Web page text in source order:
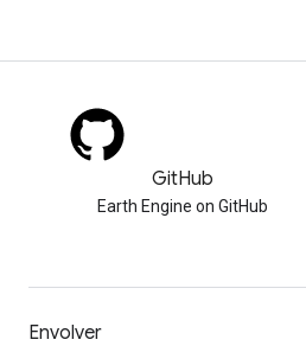
GitHub
Earth Engine on GitHub
Envolver